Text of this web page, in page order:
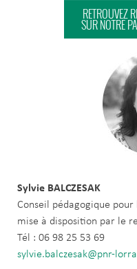
RETROUVEZ
SUR NOTRE
Sylvie BALCZESAK
Conseil pédagogique pour
mise à disposition par le
Tél : 06 98 25 53 69
sylvie.balczesak@pnr-